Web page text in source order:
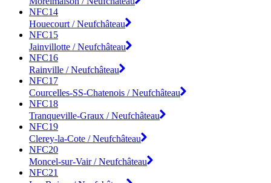
NFC14
Houecourt / Neufchâteau
NFC15
Jainvillotte / Neufchâteau
NFC16
Rainville / Neufchâteau
NFC17
Courcelles-SS-Chatenois / Neufchâteau
NFC18
Tranqueville-Graux / Neufchâteau
NFC19
Clerey-la-Cote / Neufchâteau
NFC20
Moncel-sur-Vair / Neufchâteau
NFC21